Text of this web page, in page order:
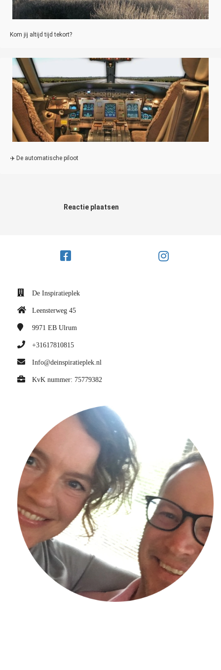
Kom jij altijd tijd tekort?
✈️ De automatische piloot
Reactie plaatsen
De Inspiratieplek
Leensterweg 45
9971 EB Ulrum
+31617810815
Info@deinspiratieplek.nl
KvK nummer: 75779382